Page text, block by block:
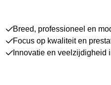
Breed, professioneel en
Focus op kwaliteit en
Innovatie en veelzijdigheid